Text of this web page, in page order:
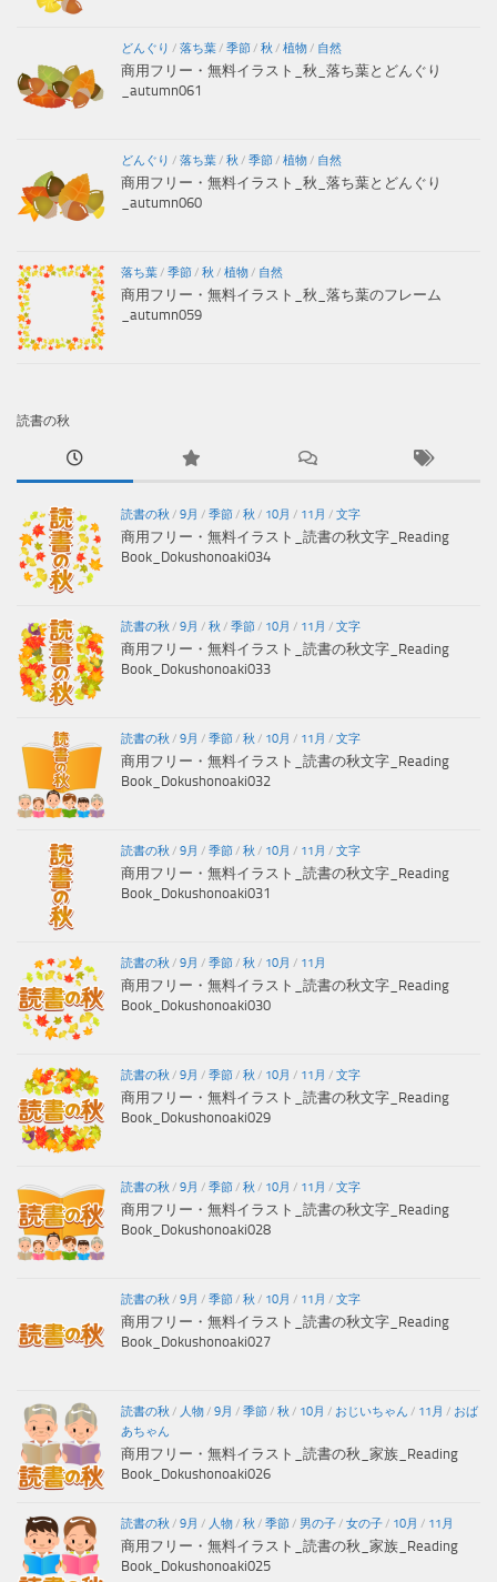
どんぐり / 落ち葉/ 季節/ 秋 / 植物/ 自然
商用フリー・無料イラスト_秋_落ち葉とどんぐり
_autumn061
どんぐり / 落ち葉/ 秋 / 季節/ 植物/ 自然
商用フリー・無料イラスト_秋_落ち葉とどんぐり
_autumn060
落ち葉/ 季節/ 秋 / 植物/ 自然
商用フリー・無料イラスト_秋_落ち葉のフレーム
_autumn059
読書の秋
読書の秋 / 9月 / 季節/ 秋 / 10月 / 11月 / 文字
商用フリー・無料イラスト_読書の秋文字_Reading
Book_Dokushonoaki034
読書の秋 / 9月 / 秋 / 季節/ 10月 / 11月 / 文字
商用フリー・無料イラスト_読書の秋文字_Reading
Book_Dokushonoaki033
読書の秋 / 9月 / 季節/ 秋 / 10月 / 11月 / 文字
商用フリー・無料イラスト_読書の秋文字_Reading
Book_Dokushonoaki032
読書の秋 / 9月 / 季節/ 秋 / 10月 / 11月 / 文字
商用フリー・無料イラスト_読書の秋文字_Reading
Book_Dokushonoaki031
読書の秋 / 9月 / 季節/ 秋 / 10月 / 11月
商用フリー・無料イラスト_読書の秋文字_Reading
Book_Dokushonoaki030
読書の秋 / 9月 / 季節/ 秋 / 10月 / 11月 / 文字
商用フリー・無料イラスト_読書の秋文字_Reading
Book_Dokushonoaki029
読書の秋 / 9月 / 季節/ 秋 / 10月 / 11月 / 文字
商用フリー・無料イラスト_読書の秋文字_Reading
Book_Dokushonoaki028
読書の秋 / 9月 / 季節/ 秋 / 10月 / 11月 / 文字
商用フリー・無料イラスト_読書の秋文字_Reading
Book_Dokushonoaki027
読書の秋 / 人物/ 9月 / 季節/ 秋 / 10月 / おじいちゃん / 11月 / おば
あちゃん
商用フリー・無料イラスト_読書の秋_家族_Reading
Book_Dokushonoaki026
読書の秋 / 9月 / 人物/ 秋 / 季節/ 男の子/ 女の子/ 10月 / 11月
商用フリー・無料イラスト_読書の秋_家族_Reading
Book_Dokushonoaki025